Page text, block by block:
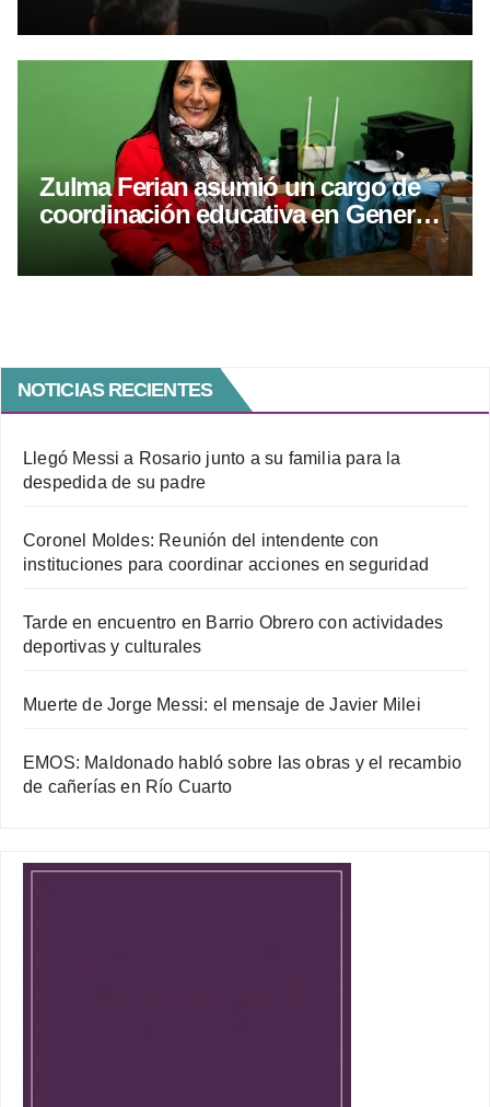
Zulma Ferian asumió un cargo de
coordinación educativa en General
NOTICIAS RECIENTES
Llegó Messi a Rosario junto a su familia para la
despedida de su padre
Coronel Moldes: Reunión del intendente con
instituciones para coordinar acciones en seguridad
Tarde en encuentro en Barrio Obrero con actividades
deportivas y culturales
Muerte de Jorge Messi: el mensaje de Javier Milei
EMOS: Maldonado habló sobre las obras y el recambio
de cañerías en Río Cuarto